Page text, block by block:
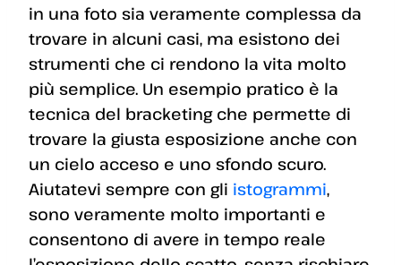
in una foto sia veramente complessa da
trovare in alcuni casi, ma esistono dei
strumenti che ci rendono la vita molto
più semplice. Un esempio pratico è la
tecnica del bracketing che permette di
trovare la giusta esposizione anche con
un cielo acceso e uno sfondo scuro.
Aiutatevi sempre con gli istogrammi,
sono veramente molto importanti e
consentono di avere in tempo reale